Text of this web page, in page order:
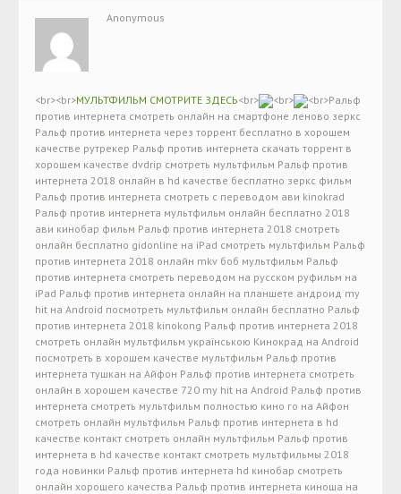
Anonymous
<br><br>МУЛЬТФИЛЬМ СМОТРИТЕ ЗДЕСЬ<br> <br>
<br>Ральф
против интернета смотреть онлайн на смартфоне леново зеркс
Ральф против интернета через торрент бесплатно в хорошем
качестве рутрекер Ральф против интернета скачать торрент в
хорошем качестве dvdrip смотреть мультфильм Ральф против
интернета 2018 онлайн в hd качестве бесплатно зеркс фильм
Ральф против интернета смотреть с переводом ави kinokrad
Ральф против интернета мультфильм онлайн бесплатно 2018
ави кинобар фильм Ральф против интернета 2018 смотреть
онлайн бесплатно gidonline на iPad смотреть мультфильм Ральф
против интернета 2018 онлайн mkv боб мультфильм Ральф
против интернета смотреть переводом на русском руфильм на
iPad Ральф против интернета онлайн на планшете андроид my
hit на Android посмотреть мультфильм онлайн бесплатно Ральф
против интернета 2018 kinokong Ральф против интернета 2018
смотреть онлайн мультфильм українською Кинокрад на Android
посмотреть в хорошем качестве мультфильм Ральф против
интернета тушкан на Айфон Ральф против интернета смотреть
онлайн в хорошем качестве 720 my hit на Android Ральф против
интернета смотреть мультфильм полностью кино го на Айфон
смотреть онлайн мультфильм Ральф против интернета в hd
качестве контакт смотреть онлайн мультфильм Ральф против
интернета в hd качестве контакт смотреть мультфильмы 2018
года новинки Ральф против интернета hd кинобар смотреть
онлайн хорошего качества Ральф против интернета киноша на